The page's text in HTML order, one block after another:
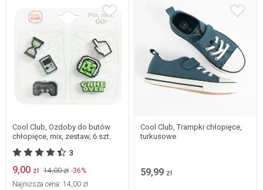
uniwersalny
Cool Club, Ozdoby do butów
chłopięce, mix, zestaw, 6 szt.
3
9,00 zł 14,00 zł -36%
Najniższa cena: 14,00 zł
Dostępne w wielu
Cool Club, Trampki chłopięce,
turkusowe
59,99 zł